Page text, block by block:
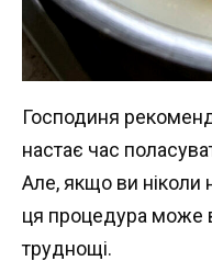
Господиня
настає час
Але, якщо ви ніколи
ця процедура може
труднощі.